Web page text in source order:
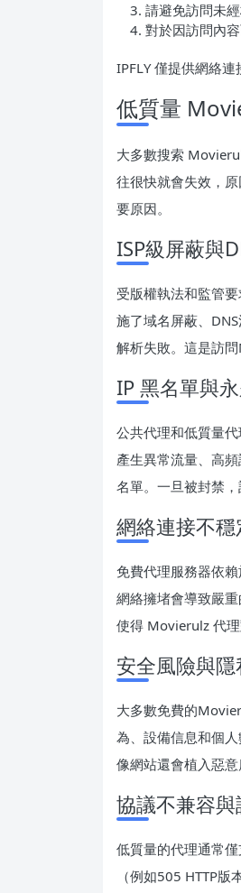
請避免訪問未
對於因訪問內
IPFLY 僅提供網絡
低質量
大多數搜索
往很快就會失效，
要原因。
ISP級屏蔽與
受版權執法和監管
施了域名屏蔽、
解析失敗。這是訪
IP 黑名單與
公共代理和低質量
產生異常流量、高
名單。一旦被封禁
網絡連接不
免費代理服務器依
網絡擁堵會導致嚴
使得 Movierulz 代理
安全風險與隱
大多數免費的
為、設備信息和個
像網站還會植入惡
協議不兼容
低質量的代理通常
（例如505 HTTP